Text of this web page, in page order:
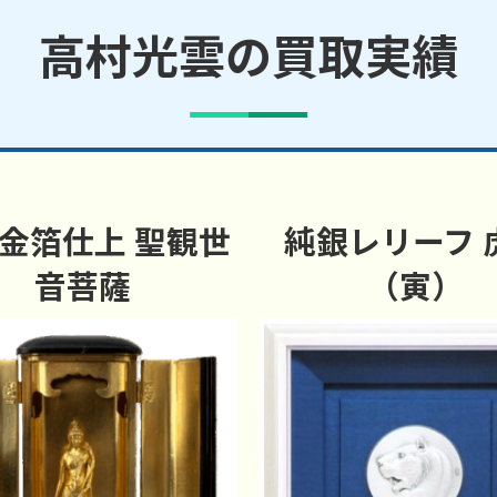
高村光雲の買取実績
箔仕上 聖観世
音菩薩
純銀レリーフ
（寅）